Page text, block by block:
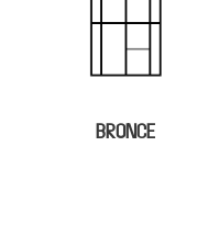
CHILE 1790